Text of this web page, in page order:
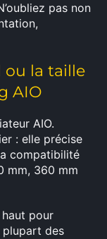
pas non
ou la taille
AIO
AIO.
: elle précise
compatibilité
mm, 360 mm
pour
plupart des